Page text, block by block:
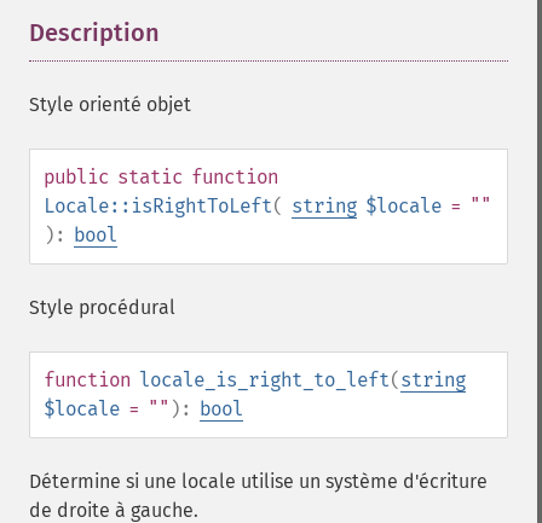
Description
Style orienté objet
public static function
Locale::isRightToLeft( string $locale = ""
): bool
Style procédural
function locale_is_right_to_left(string
$locale = "" ): bool
Détermine si une locale utilise un système d'écriture
de droite à gauche.